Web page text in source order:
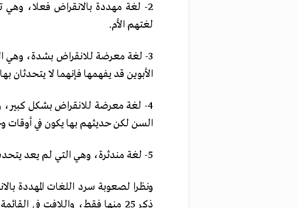
2- لغة مهددة بالانقراض فعلا، وهي
لغتهم الأم.
3- لغة معرضة للانقراض بشدة، وهي
الأبوين قد يفهمها فإنهما لا يتحدثان
4- لغة معرضة للانقراض بشكل كبير،
السن لكن حديثهم بها يكون في أوقات
5- لغة مندثرة، وهي التي لم يعد يتحدث بها أحد.
ونظرا لصعوبة سرد اللغات المهددة